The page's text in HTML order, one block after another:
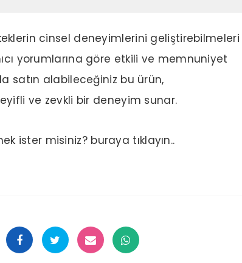
cinsel deneyimlerini geliştirebilmeleri
yorumlarına göre etkili ve memnuniyet
satın alabileceğiniz bu ürün,
ve zevkli bir deneyim sunar.
ister misiniz? buraya tıklayın..